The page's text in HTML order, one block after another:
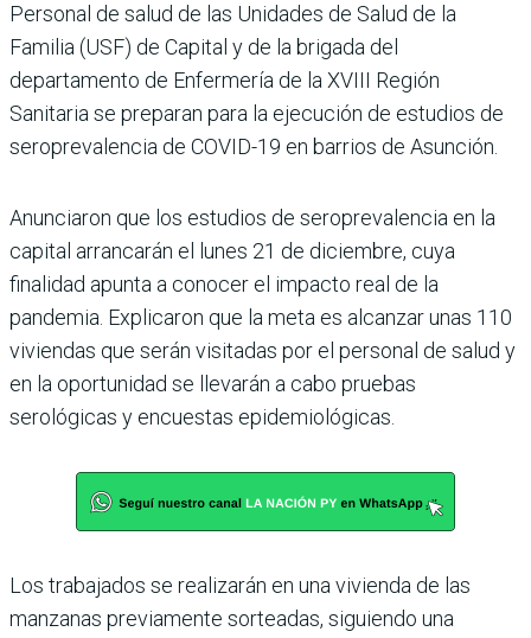
Personal de salud de las Unidades de Salud de la
Familia (USF) de Capital y de la brigada del
departamento de Enfermería de la XVIII Región
Sanitaria se preparan para la ejecución de estudios de
seroprevalencia de COVID-19 en barrios de Asunción.
Anunciaron que los estudios de seroprevalencia en la
capital arrancarán el lunes 21 de diciembre, cuya
finalidad apunta a conocer el impacto real de la
pandemia. Explicaron que la meta es alcanzar unas 110
viviendas que serán visitadas por el personal de salud y
en la oportunidad se llevarán a cabo pruebas
serológicas y encuestas epidemiológicas.
Los trabajados se realizarán en una vivienda de las
manzanas previamente sorteadas, siguiendo una